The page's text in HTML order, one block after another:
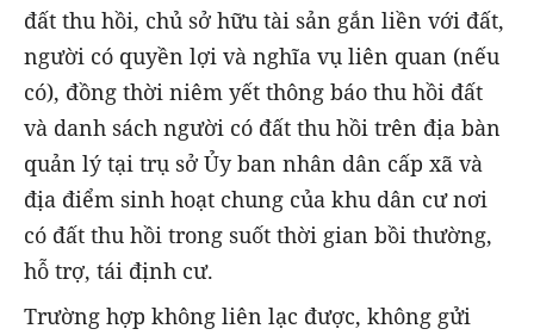
đất thu hồi, chủ sở hữu tài sản gắn liền với đất,
người có quyền lợi và nghĩa vụ liên quan (nếu
có), đồng thời niêm yết thông báo thu hồi đất
và danh sách người có đất thu hồi trên địa bàn
quản lý tại trụ sở Ủy ban nhân dân cấp xã và
địa điểm sinh hoạt chung của khu dân cư nơi
có đất thu hồi trong suốt thời gian bồi thường,
hỗ trợ, tái định cư.
Trường hợp không liên lạc được, không gửi